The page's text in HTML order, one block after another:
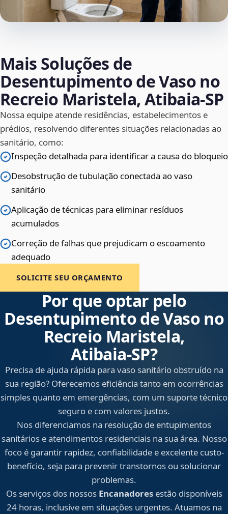
Mais Soluções de
Desentupimento de Vaso no
Recreio Maristela, Atibaia‑SP
Nossa equipe atende residências, estabelecimentos e
prédios, resolvendo diferentes situações relacionadas ao
sanitário, como:
Inspeção detalhada para identificar a causa do bloqueio
Desobstrução de tubulação conectada ao vaso
sanitário
Aplicação de técnicas para eliminar resíduos
acumulados
Correção de falhas que prejudicam o escoamento
adequado
SOLICITE SEU ORÇAMENTO
Por que optar pelo
Desentupimento de Vaso no
Recreio Maristela,
Atibaia‑SP?
Precisa de ajuda rápida para vaso sanitário obstruído na
sua região? Oferecemos eficiência tanto em ocorrências
simples quanto em emergências, com um suporte técnico
seguro e com valores justos.
Nos diferenciamos na resolução de entupimentos
sanitários e atendimentos residenciais na sua área. Nosso
foco é garantir rapidez, confiabilidade e excelente custo-
benefício, seja para prevenir transtornos ou solucionar
problemas.
Os serviços dos nossos Encanadoresestão disponíveis
24 horas, inclusive em situações urgentes. Atuamos na